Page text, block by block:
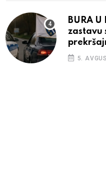
BURA
zastavu
5.